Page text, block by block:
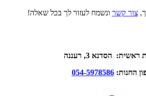
צור קשר ונשמח לעזור לך בכל שאלה!
הסדנא 3, רעננה
החנות:054-5978586